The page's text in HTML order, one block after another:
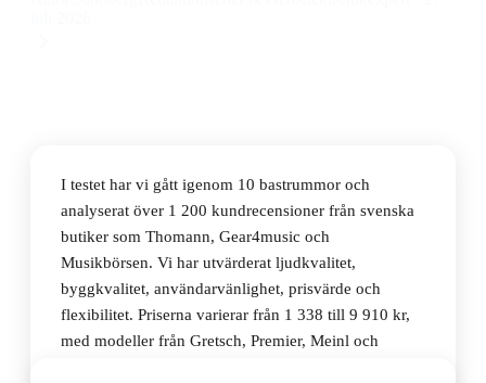
I testet har vi gått igenom 10 bastrummor och
analyserat över 1 200 kundrecensioner från svenska
butiker som Thomann, Gear4music och
Musikbörsen. Vi har utvärderat ljudkvalitet,
byggkvalitet, användarvänlighet, prisvärde och
flexibilitet. Priserna varierar från 1 338 till 9 910 kr,
med modeller från Gretsch, Premier, Meinl och